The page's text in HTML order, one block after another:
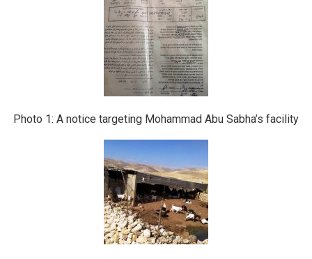
Photo 1: A notice targeting Mohammad Abu Sabha’s facility